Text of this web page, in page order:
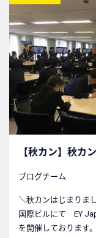
【秋カン】秋カ
ブログチーム
＼秋カンはじまりま
国際ビルにて EY
を開催しております